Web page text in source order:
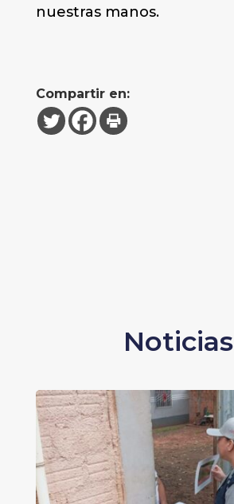
nuestras manos.
Compartir en:
Noticias